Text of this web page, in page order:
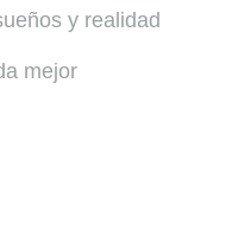
y realidad
mejor